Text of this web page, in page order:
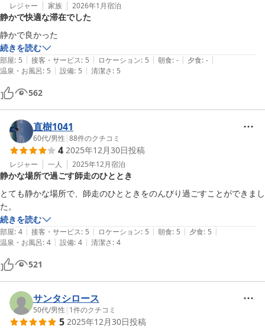
レジャー 家族 2026年1月宿泊
静かで快適な滞在でした
静かで良かった
続きを読む
部屋: 5 | 接客・サービス: 5 | ロケーション: 5 | 朝食: - | 夕食: - |
温泉・お風呂: 5 | 設備: 5 | 清潔さ: 5
562
直樹1041
60代/男性 |88件のクチコミ
4 2025年12月30日投稿
レジャー 一人 2025年12月宿泊
静かな場所で過ごす師走のひととき
とても静かな場所で、師走のひとときをのんびり過ごすことができまし
た。
続きを読む
部屋: 4 | 接客・サービス: 5 | ロケーション: 5 | 朝食: 5 | 夕食: 5 |
温泉・お風呂: 4 | 設備: 4 | 清潔さ: 4
521
サンタシロース
50代/男性 | 1件のクチコミ
5 2025年12月30日投稿